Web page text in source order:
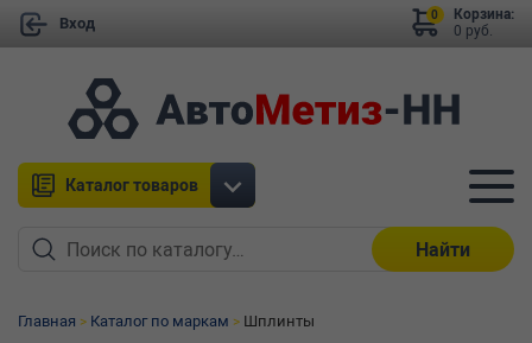
Вход
Корзина:
0 руб.
0
Каталог товаров
Найти
Главная Каталог по маркам Шплинты